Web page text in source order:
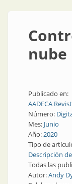
nube
Publicado en:
AADECA
Número:
Mes: Junio
Año:2020
Tipo de
Descripción
Todas las
Autor:Andy